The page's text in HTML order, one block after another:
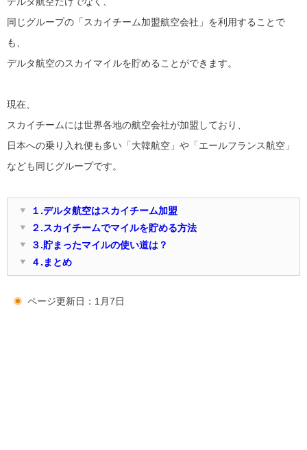
同じグループの「スカイチーム加盟航空会社」を利用することで
も、
デルタ航空のスカイマイルを貯めることができます。
現在、
スカイチームには世界各地の航空会社が加盟しており、
日本への乗り入れ便も多い「大韓航空」や「エールフランス航空」
なども同じグループです。
１.デルタ航空はスカイチーム加盟
２.スカイチームでマイルを貯める方法
３.貯まったマイルの使い道は？
４.まとめ
ページ更新日：1月7日